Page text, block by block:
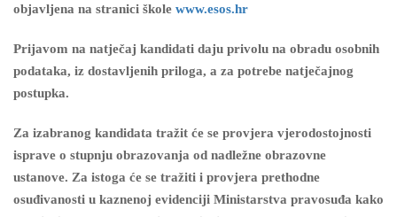
objavljena na stranici škole www.esos.hr
Prijavom na natječaj kandidati daju privolu na obradu osobnih
podataka, iz dostavljenih priloga, a za potrebe natječajnog
postupka.
Za izabranog kandidata tražit će se provjera vjerodostojnosti
isprave o stupnju obrazovanja od nadležne obrazovne
ustanove. Za istoga će se tražiti i provjera prethodne
osuđivanosti u kaznenoj evidenciji Ministarstva pravosuđa kako